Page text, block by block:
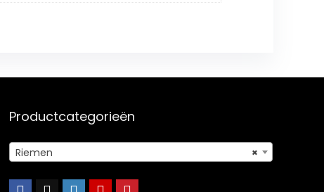
Productcategorieën
×
Riemen